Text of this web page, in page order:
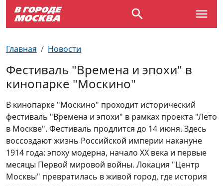
Главная Новости
Фестиваль "Времена и эпохи" в
кинопарке "Москино"
В кинопарке "Москино" проходит исторический
фестиваль "Времена и эпохи" в рамках проекта "Лето
в Москве". Фестиваль продлится до 14 июня. Здесь
воссоздают жизнь Российской империи накануне
1914 года: эпоху модерна, начало XX века и первые
месяцы Первой мировой войны. Локация "Центр
Москвы" превратилась в живой город, где история
Детям
Концерты
Спорт
Театр
Экскурсии
По профессиям
Возле метро
Новости
Перехватывающие парковки
Платные парковки закрытого типа
Специализированные стоянки
Стоянки для большегрузного
автотранспорта
Трамваи
Электрички
Схема метро
Пробки на дорогах
Карта Москвы
Улицы Москвы
Почтовые индексы